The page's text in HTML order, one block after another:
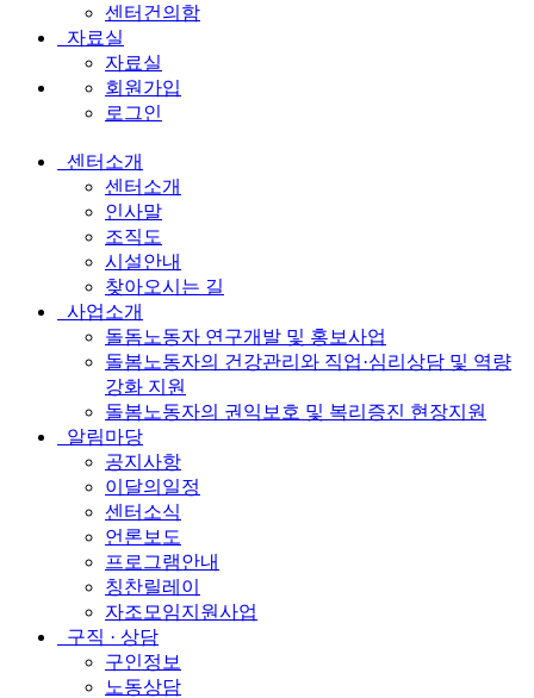
센터건의함
자료실
자료실
회원가입
로그인
센터소개
센터소개
인사말
조직도
시설안내
찾아오시는 길
사업소개
돌돔노동자 연구개발 및 홍보사업
돌봄노동자의 건강관리와 직업·심리상담 및 역량
강화 지원
돌봄노동자의 권익보호 및 복리증진 현장지원
알림마당
공지사항
이달의일정
센터소식
언론보도
프로그램안내
칭찬릴레이
자조모임지원사업
구직 · 상담
구인정보
노동상담